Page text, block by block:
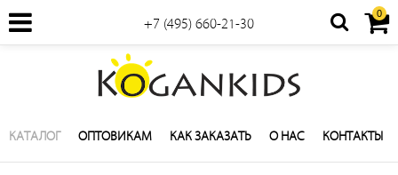
+7 (495) 660-21-30
0
КАТАЛОГ ОПТОВИКАМ КАК ЗАКАЗАТЬ О НАС КОНТАКТЫ